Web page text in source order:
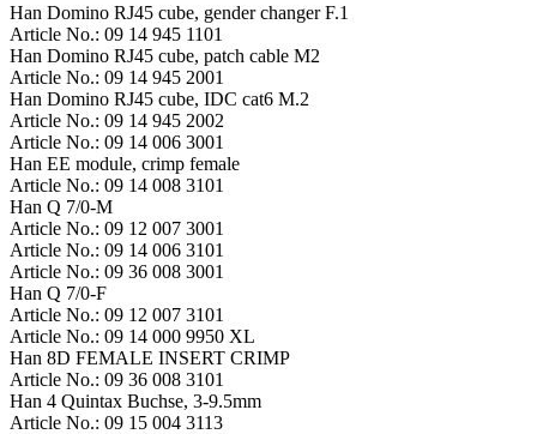
Han Domino RJ45 cube, gender changer F.1
Article No.: 09 14 945 1101
Han Domino RJ45 cube, patch cable M2
Article No.: 09 14 945 2001
Han Domino RJ45 cube, IDC cat6 M.2
Article No.: 09 14 945 2002
Article No.: 09 14 006 3001
Han EE module, crimp female
Article No.: 09 14 008 3101
Han Q 7/0-M
Article No.: 09 12 007 3001
Article No.: 09 14 006 3101
Article No.: 09 36 008 3001
Han Q 7/0-F
Article No.: 09 12 007 3101
Article No.: 09 14 000 9950 XL
Han 8D FEMALE INSERT CRIMP
Article No.: 09 36 008 3101
Han 4 Quintax Buchse, 3-9.5mm
Article No.: 09 15 004 3113